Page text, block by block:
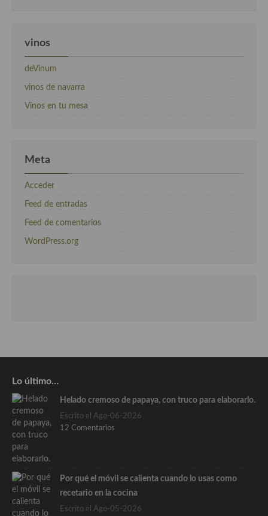
vinos
deVinum
vinos de navarra
Vinos en tu mesa
Meta
Acceder
Feed de entradas
Feed de comentarios
WordPress.org
Lo último…
Helado cremoso de papaya, con truco para elaborarlo.
Escrito el Ago-06-2026
12 Comentarios
Por qué el móvil se calienta cuando lo usas como
recetario en la cocina
Escrito el Ago-05-2026